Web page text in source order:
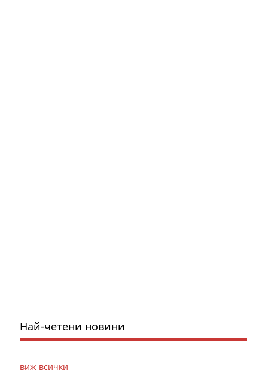
Най-четени новини
виж всички